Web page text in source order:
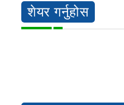
शेयर गर्नुहोस